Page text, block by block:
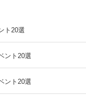
ト20選
ント20選
ント20選